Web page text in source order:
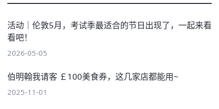
活动｜伦敦5月，考试季最适合的节日出现了，一起来看
看吧！
2026-05-05
伯明翰我请客 ￡100美食券，这几家店都能用~
2025-11-01